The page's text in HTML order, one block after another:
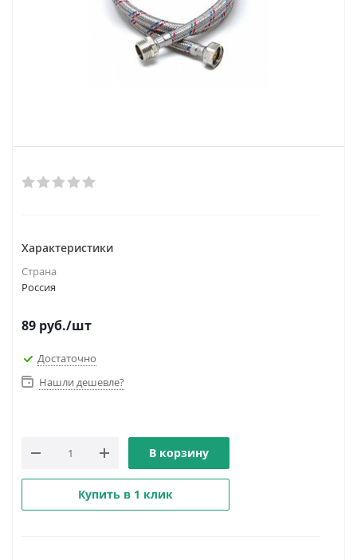
Характеристики
Страна
Россия
89 руб./шт
Достаточно
Нашли дешевле?
В корзину
Купить в 1 клик